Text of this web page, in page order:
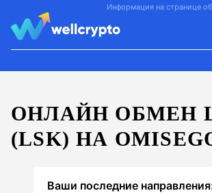
Информация на странице
ОНЛАЙН ОБМЕН
(LSK) НА
Ваши последние